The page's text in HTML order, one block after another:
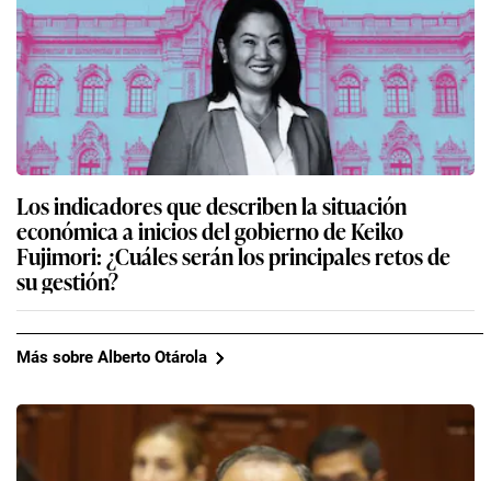
Los indicadores que describen la situación
económica a inicios del gobierno de Keiko
Fujimori: ¿Cuáles serán los principales retos de
su gestión?
Más sobre Alberto Otárola